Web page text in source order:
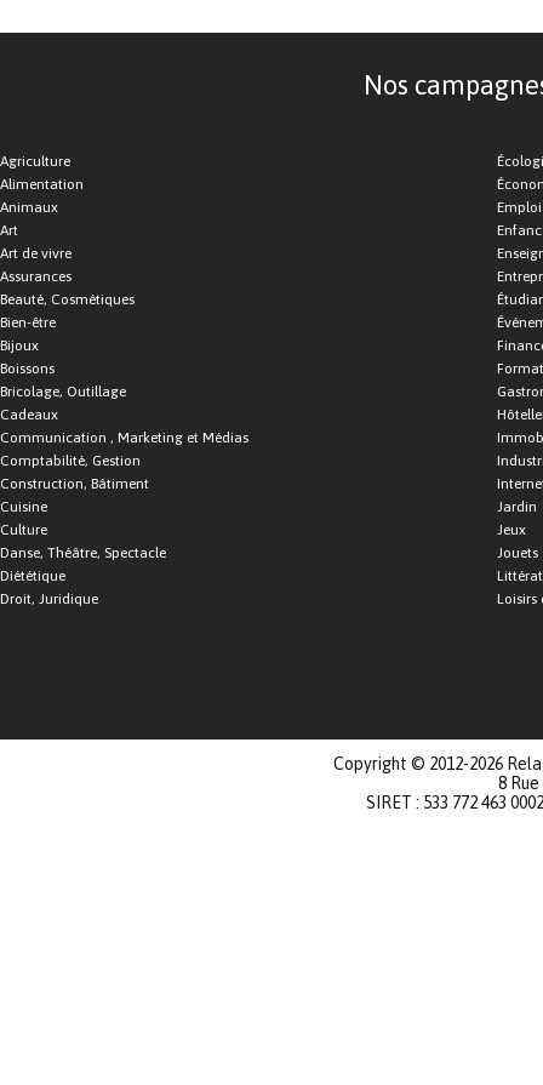
Nos
Agriculture
Alimentation
Animaux
Art
Art de vivre
Assurances
Beauté, Cosmétiques
Bien-être
Bijoux
Boissons
Bricolage, Outillage
Cadeaux
Communication , Marketing et Médias
Comptabilité, Gestion
Construction, Bâtiment
Cuisine
Culture
Danse, Théâtre, Spectacle
Diététique
Droit, Juridique
Emploi
Jardin
Jeux
Jouets
Loisirs
Copyright © 2012-2026
8
SIRET : 533 772 463